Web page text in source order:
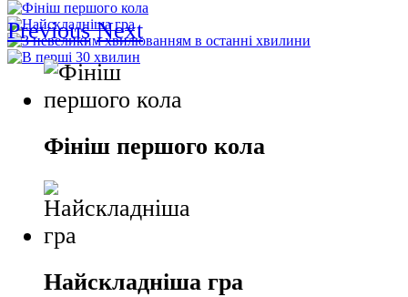
Previous Next
Фініш першого кола
Найскладніша гра